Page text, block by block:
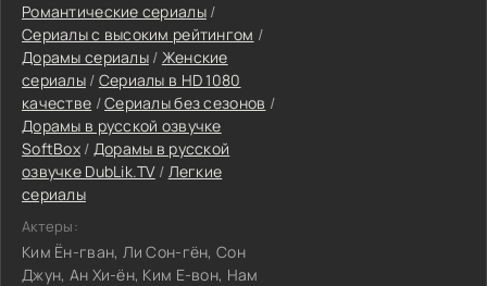
Романтические сериалы/
Сериалы с высоким рейтингом /
Дорамы сериалы/ Женские
сериалы/ Сериалы в HD 1080
качестве /Сериалы без сезонов /
Дорамы в русской озвучке
SoftBox/ Дорамы в русской
озвучке DubLik.TV/ Легкие
сериалы
Актеры:
Ким Ён-гван, Ли Сон-гён, Сон
Джун, Ан Хи-ён, Ким Е-вон, Нам